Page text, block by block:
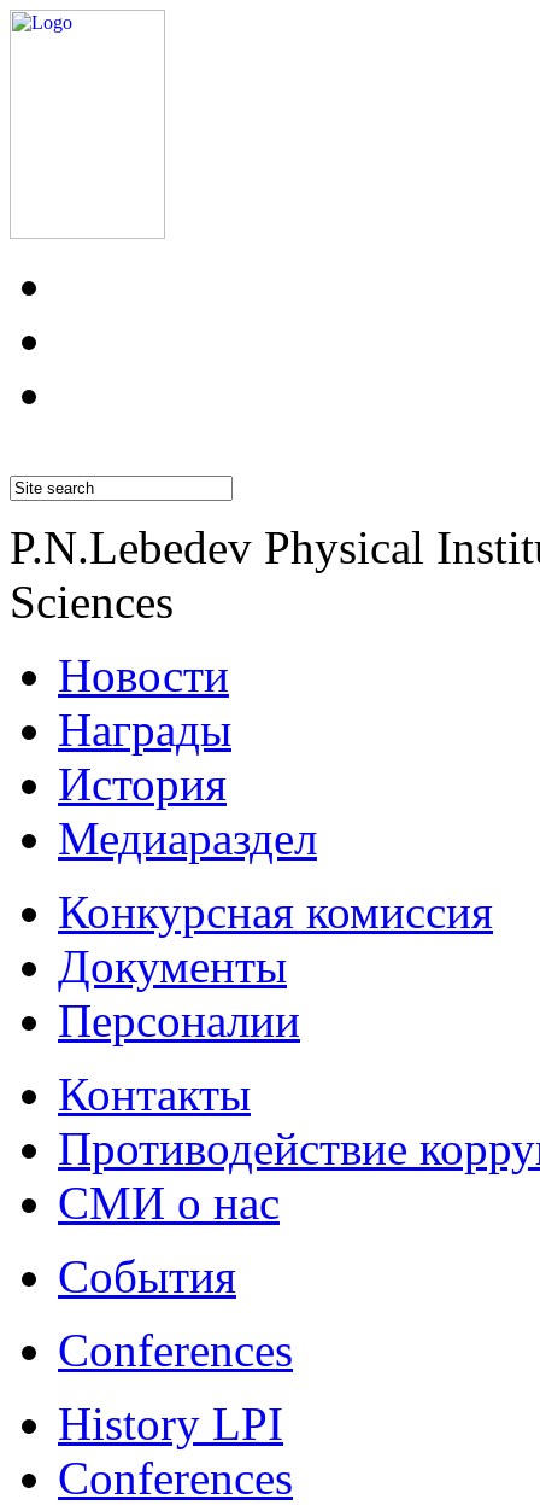
P.N.Lebedev Physical
Sciences
Новости
Награды
История
Медиараздел
Конкурсная комиссия
Документы
Персоналии
Контакты
Противодействие
СМИ о нас
События
Conferences
History LPI
Conferences